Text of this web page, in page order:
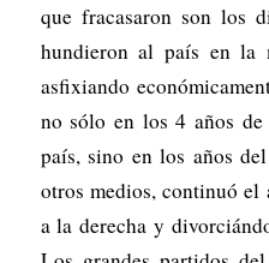
que fracasaron son los
hundieron al país en la
asfixiando
no sólo en los 4 años
país, sino en los años
otros medios, continuó el
a la derecha y